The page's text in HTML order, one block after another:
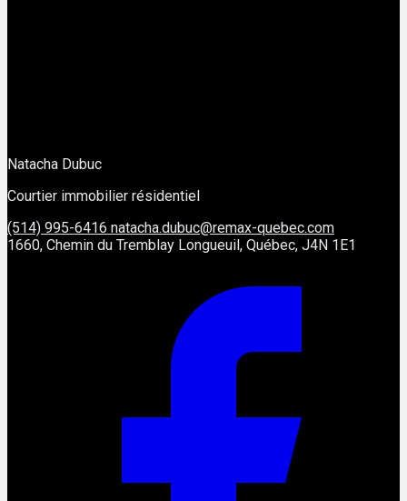
Natacha Dubuc
Courtier immobilier résidentiel
(514) 995-6416 natacha.dubuc@remax-quebec.com
1660, Chemin du Tremblay Longueuil, Québec, J4N 1E1